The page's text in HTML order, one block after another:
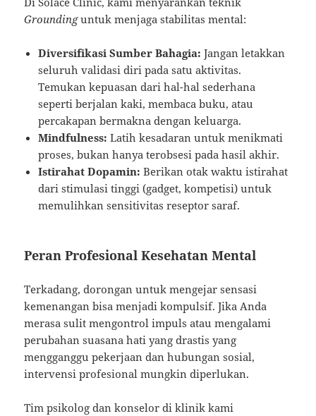
Groundinguntuk menjaga stabilitas mental:
Diversifikasi Sumber Bahagia: Jangan letakkan
seluruh validasi diri pada satu aktivitas.
Temukan kepuasan dari hal-hal sederhana
seperti berjalan kaki, membaca buku, atau
percakapan bermakna dengan keluarga.
Mindfulness: Latih kesadaran untuk menikmati
proses, bukan hanya terobsesi pada hasil akhir.
Istirahat Dopamin: Berikan otak waktu istirahat
dari stimulasi tinggi (gadget, kompetisi) untuk
memulihkan sensitivitas reseptor saraf.
Peran Profesional Kesehatan Mental
Terkadang, dorongan untuk mengejar sensasi
kemenangan bisa menjadi kompulsif. Jika Anda
merasa sulit mengontrol impuls atau mengalami
perubahan suasana hati yang drastis yang
mengganggu pekerjaan dan hubungan sosial,
intervensi profesional mungkin diperlukan.
Tim psikolog dan konselor di klinik kami